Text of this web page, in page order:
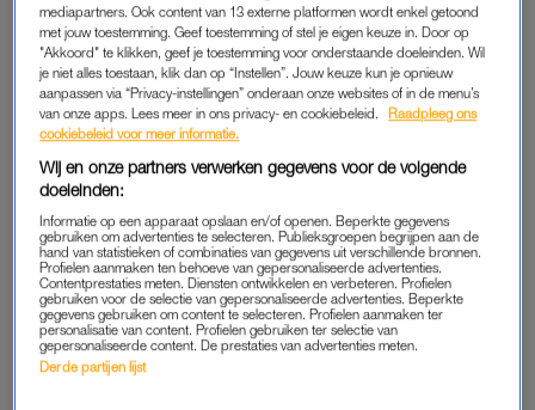
Lees LINDA.magazine online
Geniet van te gekke winacties en
lekkere puzzels
Maandelijks opzegbaar
START GRATIS MAAND
Daarna €5,95 per maand
Al abonnee? Log in
mediapartners. Ook content van 13 externe platformen wordt enkel getoond
met jouw toestemming. Geef toestemming of stel je eigen keuze in. Door op
"Akkoord" te klikken, geef je toestemming voor onderstaande doeleinden. Wil
je niet alles toestaan, klik dan op “Instellen”. Jouw keuze kun je opnieuw
aanpassen via “Privacy-instellingen” onderaan onze websites of in de menu’s
van onze apps. Lees meer in ons privacy- en cookiebeleid.
Raadpleeg ons
cookiebeleid voor meer informatie.
Wij en onze partners verwerken gegevens voor de volgende
doeleinden:
Informatie op een apparaat opslaan en/of openen. Beperkte gegevens
gebruiken om advertenties te selecteren. Publieksgroepen begrijpen aan de
hand van statistieken of combinaties van gegevens uit verschillende bronnen.
Profielen aanmaken ten behoeve van gepersonaliseerde advertenties.
Contentprestaties meten. Diensten ontwikkelen en verbeteren. Profielen
gebruiken voor de selectie van gepersonaliseerde advertenties. Beperkte
gegevens gebruiken om content te selecteren. Profielen aanmaken ter
personalisatie van content. Profielen gebruiken ter selectie van
gepersonaliseerde content. De prestaties van advertenties meten.
Derde partijen lijst